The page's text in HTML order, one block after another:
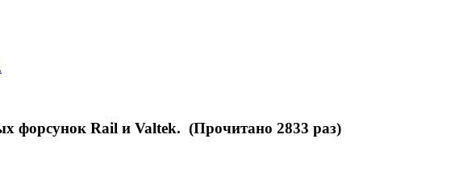
форсунок Rail и Valtek. (Прочитано 2833 раз)